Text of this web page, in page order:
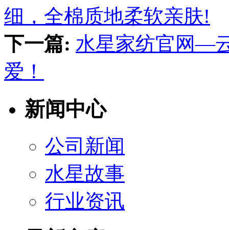
细，全棉质地柔软亲肤!
下一篇: 水星家纺官网—
爱！
新闻中心
公司新闻
水星故事
行业资讯